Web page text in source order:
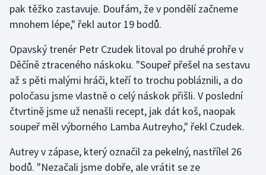
Moderní pětiboj
Motorsport
Olympijské hry
Parasport
Plážový volejbal
pak těžko zastavuje. Doufám, že v pondělí začneme
mnohem lépe," řekl autor 19 bodů.
Opavský trenér Petr Czudek litoval po druhé prohře v
Děčíně ztraceného náskoku. "Soupeř přešel na sestavu
až s pěti malými hráči, kteří to trochu pobláznili, a do
poločasu jsme vlastně o celý náskok přišli. V poslední
čtvrtině jsme už nenašli recept, jak dát koš, naopak
soupeř měl výborného Lamba Autreyho," řekl Czudek.
Autrey v zápase, který označil za pekelný, nastřílel 26
bodů. "Nezačali jsme dobře, ale vrátit se ze